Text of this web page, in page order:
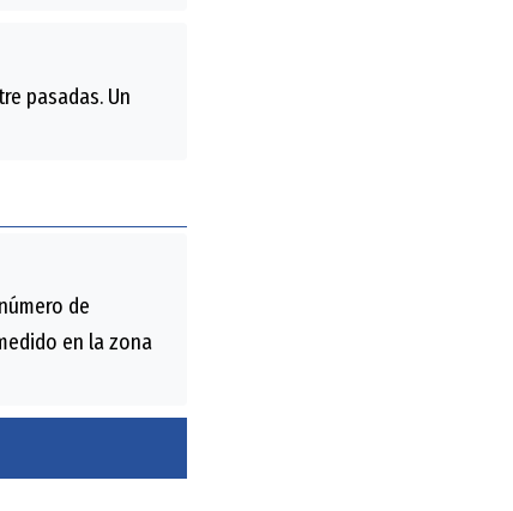
pasadas. Un
de
en la zona